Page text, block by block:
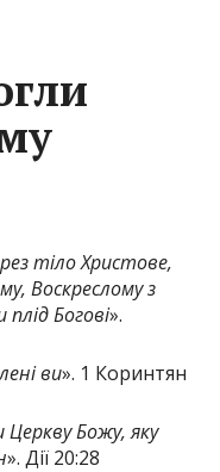
тіло Христове,
Воскреслому з
Богові».
ви». 1 Коринтян
Божу, яку
». Дії 20:28